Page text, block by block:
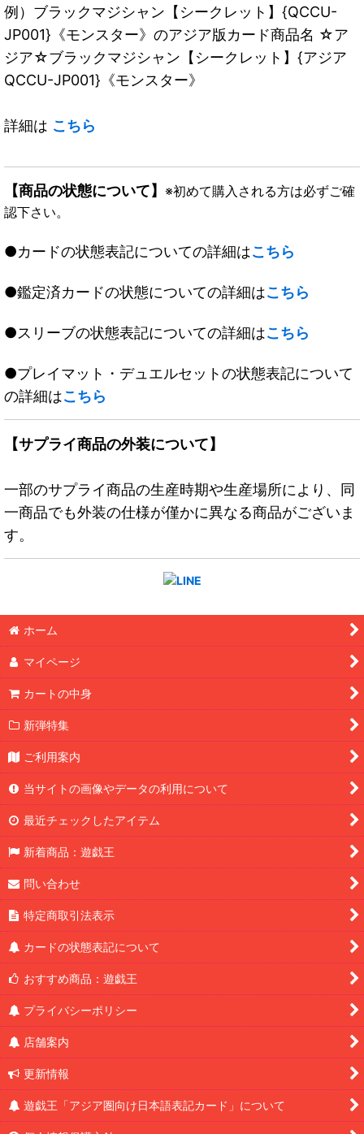
例）ブラックマジシャン【シークレット】{QCCU-
JP001}《モンスター》のアジア版カード商品名 ☆ア
ジア☆ブラックマジシャン【シークレット】{アジア
QCCU-JP001}《モンスター》
詳細は こちら
【商品の状態について】 ※初めて購入される方は必ずご確
認下さい。
●カードの状態表記についての詳細はこちら
●鑑定済カードの状態についての詳細はこちら
●スリーブの状態表記についての詳細はこちら
●プレイマット・デュエルセットの状態表記について
の詳細はこちら
【サプライ商品の外装について】
一部のサプライ商品の生産時期や生産場所により、同
一商品でも外装の仕様が僅かに異なる商品がございま
す。
ホーム
マイページ
カートの中身
新弾特集
ご利用案内
当サイトの画像やデータの利用について
最近チェックしたアイテム
新着商品：遊戯王
問い合わせ
特定商取引法表示
カードの状態表記について
おすすめ商品：遊戯王
プライバシーポリシー
店舗案内
更新情報
遊戯王「アジア圏向け日本語表記カード」について